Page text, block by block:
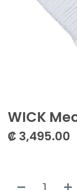
WICK
₡ 3,495.00